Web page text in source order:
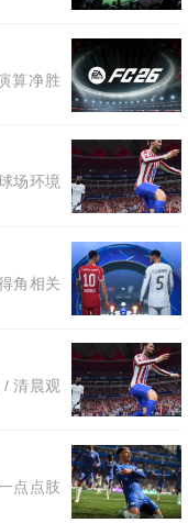
算净胜
场环境
角相关
清晨观
点点肢